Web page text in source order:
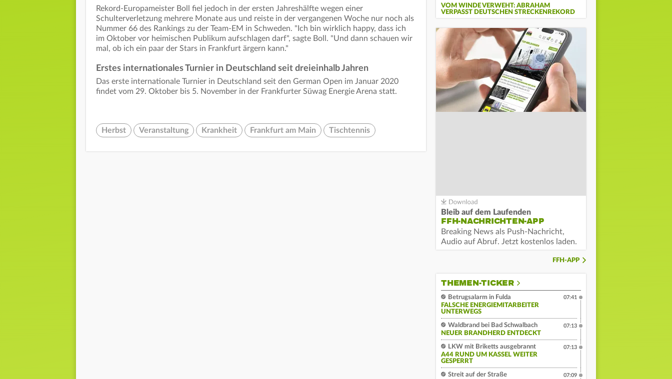
Rekord-Europameister Boll fiel jedoch in der ersten Jahreshälfte wegen einer
Schulterverletzung mehrere Monate aus und reiste in der vergangenen Woche nur noch als
Nummer 66 des Rankings zu der Team-EM in Schweden. "Ich bin wirklich happy, dass ich
im Oktober vor heimischen Publikum aufschlagen darf", sagte Boll. "Und dann schauen wir
mal, ob ich ein paar der Stars in Frankfurt ärgern kann."
Erstes internationales Turnier in Deutschland seit dreieinhalb Jahren
Das erste internationale Turnier in Deutschland seit den German Open im Januar 2020
findet vom 29. Oktober bis 5. November in der Frankfurter Süwag Energie Arena statt.
Herbst Veranstaltung Krankheit Frankfurt am Main Tischtennis
VOM WINDE VERWEHT: ABRAHAM
VERPASST DEUTSCHEN STRECKENREKORD
Bleib auf dem Laufenden
FFH-NACHRICHTEN-APP
Breaking News als Push-Nachricht,
Audio auf Abruf. Jetzt kostenlos laden.
FFH-APP
THEMEN-TICKER
Betrugsalarm in Fulda
FALSCHE ENERGIEMITARBEITER
UNTERWEGS
07:41
Waldbrand bei Bad Schwalbach
NEUER BRANDHERD ENTDECKT
07:13
LKW mit Briketts ausgebrannt
A44 RUND UM KASSEL WEITER
GESPERRT
07:13
Streit auf der Straße
07:09